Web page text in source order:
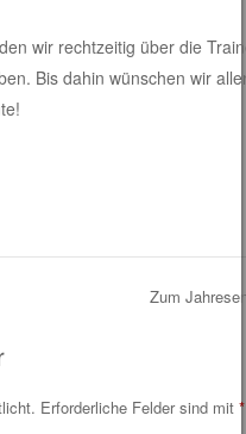
wir rechtzeitig über die
Bis dahin wünschen wir
Zum
Erforderliche Felder sind mit*